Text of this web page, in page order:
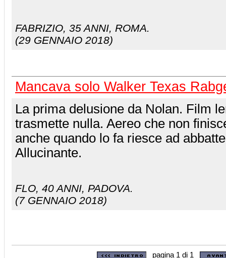
FABRIZIO, 35 ANNI, ROMA.
(29 GENNAIO 2018)
Mancava solo Walker Texas
La prima delusione da Nolan. Film
trasmette nulla. Aereo che non
anche quando lo fa riesce ad
Allucinante.
FLO, 40 ANNI, PADOVA.
(7 GENNAIO 2018)
pagina 1 di 1